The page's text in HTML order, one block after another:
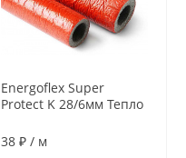
Energoflex Super
Protect K 28/6мм Тепло
2м), цвет красный
38 ₽ / м